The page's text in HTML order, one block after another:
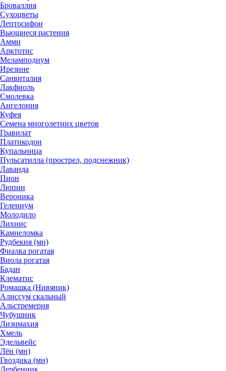
Броваллия
Сухоцветы
Лептосифон
Вьющиеся растения
Амми
Арктотис
Меламподиум
Ирезине
Санвиталия
Лакфиоль
Смолевка
Ангелония
Куфея
Семена многолетних цветов
Гравилат
Платикодон
Купальница
Пульсатилла (прострел, подснежник)
Лаванда
Пион
Люпин
Вероника
Гелениум
Молодило
Лихнис
Камнеломка
Рудбекия (мн)
Фиалка рогатая
Виола рогатая
Бадан
Клематис
Ромашка (Нивяник)
Алиссум скальный
Альстремерия
Чубушник
Лизимахия
Хмель
Эдельвейс
Лён (мн)
Гвоздика (мн)
Дербенник